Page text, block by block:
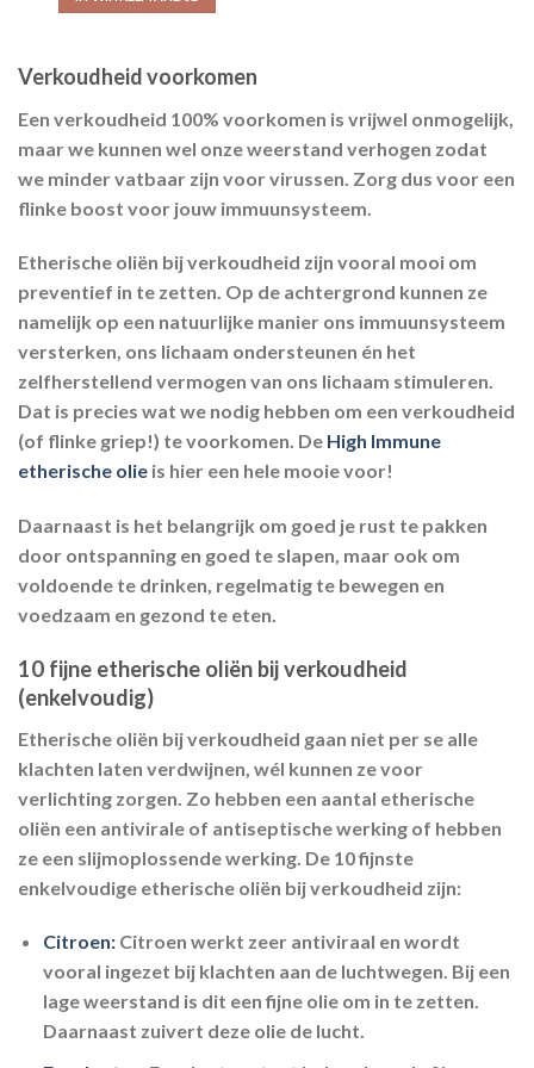
Verkoudheid voorkomen
Een verkoudheid 100% voorkomen is vrijwel onmogelijk,
maar we kunnen wel onze weerstand verhogen zodat
we minder vatbaar zijn voor virussen. Zorg dus voor een
flinke boost voor jouw immuunsysteem.
Etherische oliën bij verkoudheid zijn vooral mooi om
preventief in te zetten. Op de achtergrond kunnen ze
namelijk op een natuurlijke manier ons immuunsysteem
versterken, ons lichaam ondersteunen én het
zelfherstellend vermogen van ons lichaam stimuleren.
Dat is precies wat we nodig hebben om een verkoudheid
(of flinke griep!) te voorkomen. De High Immune
etherische olie is hier een hele mooie voor!
Daarnaast is het belangrijk om goed je rust te pakken
door ontspanning en goed te slapen, maar ook om
voldoende te drinken, regelmatig te bewegen en
voedzaam en gezond te eten.
10 fijne etherische oliën bij verkoudheid
(enkelvoudig)
Etherische oliën bij verkoudheid gaan niet per se alle
klachten laten verdwijnen, wél kunnen ze voor
verlichting zorgen. Zo hebben een aantal etherische
oliën een antivirale of antiseptische werking of hebben
ze een slijmoplossende werking. De 10 fijnste
enkelvoudige etherische oliën bij verkoudheid zijn:
Citroen:Citroen werkt zeer antiviraal en wordt
vooral ingezet bij klachten aan de luchtwegen. Bij een
lage weerstand is dit een fijne olie om in te zetten.
Daarnaast zuivert deze olie de lucht.